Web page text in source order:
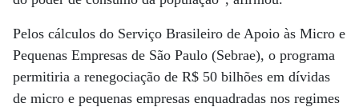
Pelos cálculos do Serviço Brasileiro de Apoio às Micro e
Pequenas Empresas de São Paulo (Sebrae), o programa
permitiria a renegociação de R$ 50 bilhões em dívidas
de micro e pequenas empresas enquadradas nos regimes